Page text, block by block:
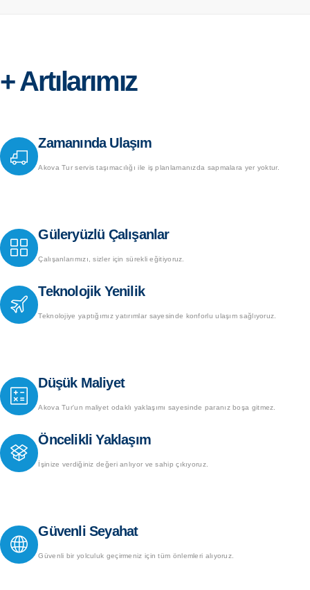
+ Artılarımız
Zamanında Ulaşım
Akova Tur servis taşımacılığı ile iş planlamanızda sapmalara yer yoktur.
Güleryüzlü Çalışanlar
Çalışanlarımızı, sizler için sürekli eğitiyoruz.
Teknolojik Yenilik
Teknolojiye yaptığımız yatırımlar sayesinde konforlu ulaşım sağlıyoruz.
Düşük Maliyet
Akova Tur'un maliyet odaklı yaklaşımı sayesinde paranız boşa gitmez.
Öncelikli Yaklaşım
İşinize verdiğiniz değeri anlıyor ve sahip çıkıyoruz.
Güvenli Seyahat
Güvenli bir yolculuk geçirmeniz için tüm önlemleri alıyoruz.